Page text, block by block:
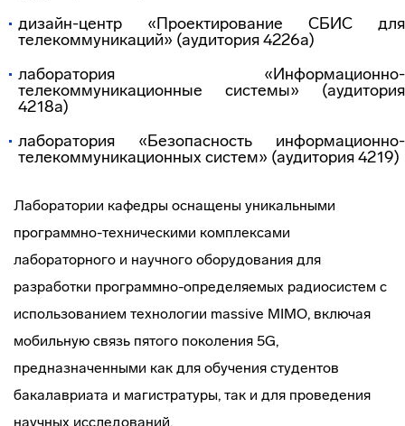
дизайн-центр «Проектирование СБИС для
телекоммуникаций» (аудитория 4226а)
лаборатория «Информационно-
телекоммуникационные системы» (аудитория
4218а)
лаборатория «Безопасность информационно-
телекоммуникационных систем» (аудитория 4219)
Лаборатории кафедры оснащены уникальными
программно-техническими комплексами
лабораторного и научного оборудования для
разработки программно-определяемых радиосистем с
использованием технологии massive MIMO, включая
мобильную связь пятого поколения 5G,
предназначенными как для обучения студентов
бакалавриата и магистратуры, так и для проведения
научных исследований.